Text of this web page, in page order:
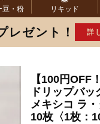
豆・粉 リキッド
レゼント！ 詳
【100円OFF！
ドリップバ
メキシコ ラ
10枚〈1枚：